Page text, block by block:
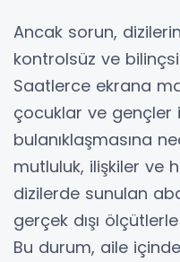
Ancak sorun,
kontrolsüz ve
Saatlerce ekrana
çocuklar ve gençler
bulanıklaşmasına
mutluluk, ilişkiler ve
dizilerde sunulan
gerçek dışı
Bu durum, aile